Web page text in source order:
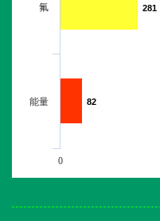
281
281
82
82
氟
能量
0